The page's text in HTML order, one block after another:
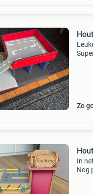
Zo
In
Nog